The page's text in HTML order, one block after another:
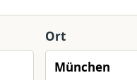
Ort